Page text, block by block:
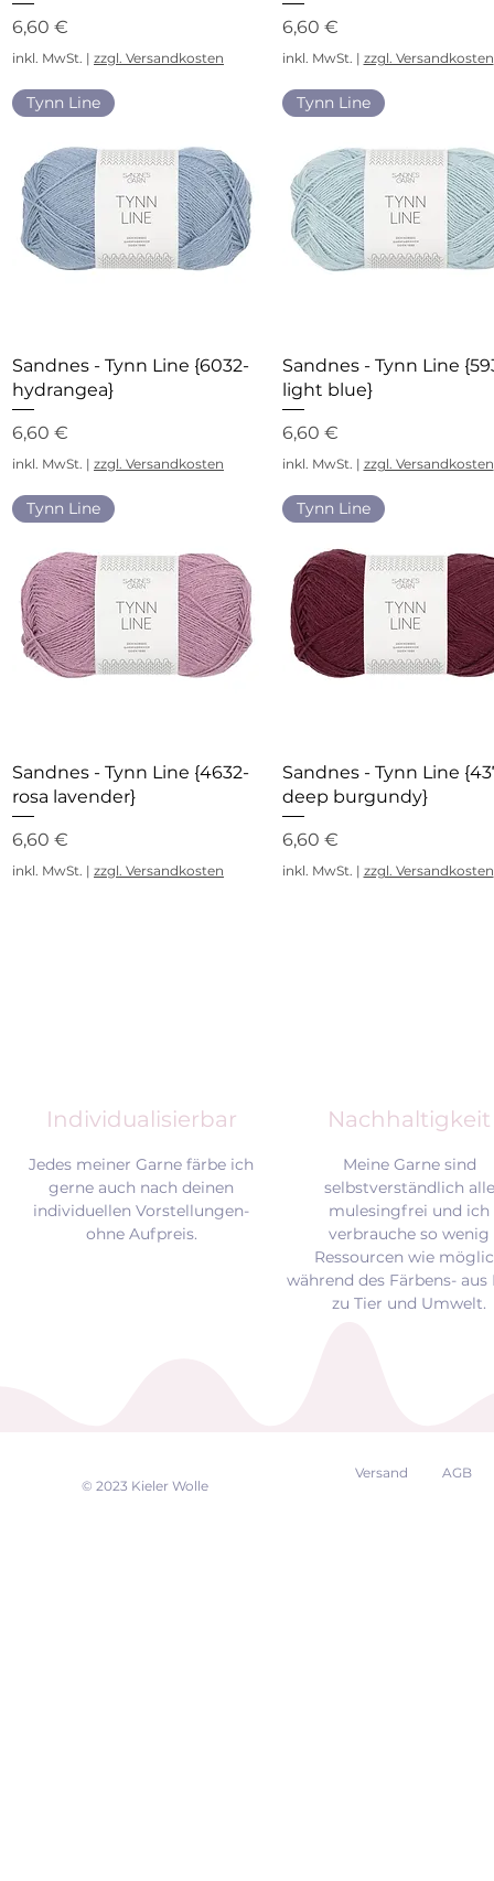
Preis
6,60 €
inkl. MwSt. | zzgl. Versandkosten
Preis
6,60 €
inkl. MwSt. | zzgl. Versandkosten
Schnellansicht
Tynn Line
Sandnes - Tynn Line {6032-
hydrangea}
Preis
6,60 €
inkl. MwSt. | zzgl. Versandkosten
Schnellansicht
Tynn Line
Sandnes - Tynn Line
light blue}
Preis
6,60 €
inkl. MwSt. | zzgl. Versandkosten
Schnellansicht
Tynn Line
Sandnes - Tynn Line {4632-
rosa lavender}
Preis
6,60 €
inkl. MwSt. | zzgl. Versandkosten
Schnellansicht
Tynn Line
Sandnes - Tynn Line
deep burgundy}
Preis
6,60 €
inkl. MwSt. | zzgl. Versandkosten
Individualisierbar Nachhaltigkeit
Jedes meiner Garne färbe ich
gerne auch nach deinen
individuellen Vorstellungen-
ohne Aufpreis.
Meine Garne sind
selbstverständlich alle
mulesingfrei und ich
verbrauche so wenig
Ressourcen wie
während des Färbens- aus
zu Tier und Umwelt.
© 2023 Kieler Wolle
Versand AGB